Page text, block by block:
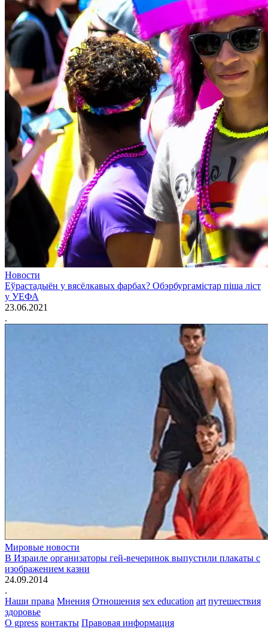
Новости
Еўрастадыён у вясёлкавых фарбах? Обэрбургамістар піша ліст
у УЕФА
23.06.2021
.
Мировые новости
В Израиле организаторы гей-вечеринок выпустили плакаты с
изображением казни
24.09.2014
.
Наши права Мнения Отношения sex education art путешествия
здоровье
О gpress контакты Правовая информация